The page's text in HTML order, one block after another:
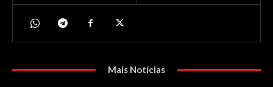
Mais Notícias